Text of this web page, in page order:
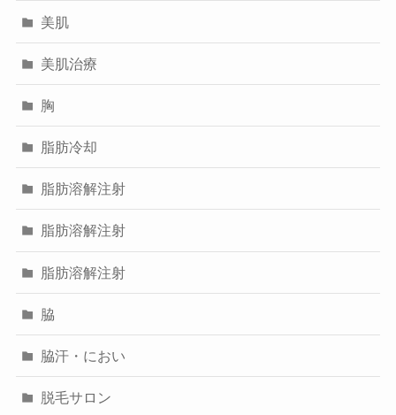
美肌
美肌治療
胸
脂肪冷却
脂肪溶解注射
脂肪溶解注射
脂肪溶解注射
脇
脇汗・におい
脱毛サロン